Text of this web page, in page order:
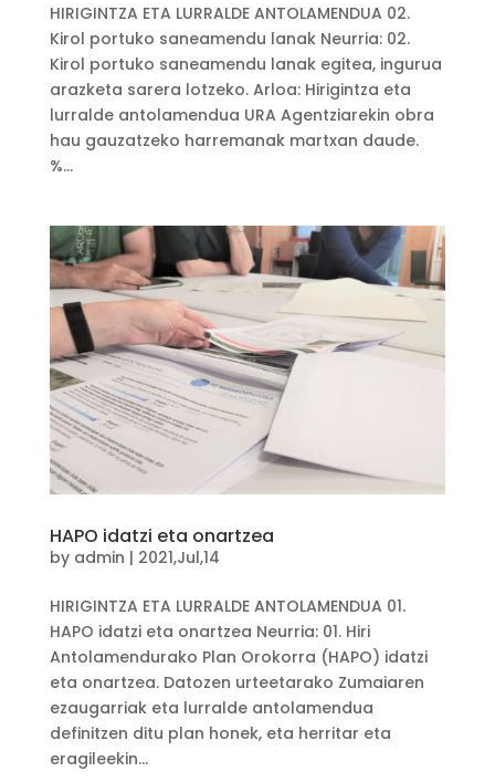
HIRIGINTZA ETA LURRALDE ANTOLAMENDUA 02.
Kirol portuko saneamendu lanak Neurria: 02.
Kirol portuko saneamendu lanak egitea, ingurua
arazketa sarera lotzeko. Arloa: Hirigintza eta
lurralde antolamendua URA Agentziarekin obra
hau gauzatzeko harremanak martxan daude.
%...
HAPO idatzi eta onartzea
by admin | 2021,Jul,14
HIRIGINTZA ETA LURRALDE ANTOLAMENDUA 01.
HAPO idatzi eta onartzea Neurria: 01. Hiri
Antolamendurako Plan Orokorra (HAPO) idatzi
eta onartzea. Datozen urteetarako Zumaiaren
ezaugarriak eta lurralde antolamendua
definitzen ditu plan honek, eta herritar eta
eragileekin...